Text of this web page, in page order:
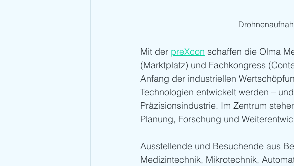
Mit der preXcon schaffen die Olma
(Marktplatz) und Fachkongress
Anfang der industriellen
Technologien entwickelt werden –
Präzisionsindustrie. Im Zentrum
Planung, Forschung und
Ausstellende und Besuchende aus
Medizintechnik, Mikrotechnik,